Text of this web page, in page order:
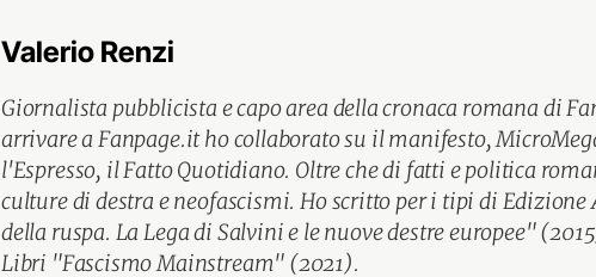
Valerio Renzi
Giornalista pubblicista e capo area della cronaca romana di
arrivare a Fanpage.it ho collaborato su il manifesto,
l'Espresso, il Fatto Quotidiano. Oltre che di fatti e politica
culture di destra e neofascismi. Ho scritto per i tipi di Edizione
della ruspa. La Lega di Salvini e le nuove destre europee"
Libri "Fascismo Mainstream" (2021).